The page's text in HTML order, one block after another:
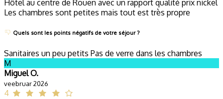
Hôtel au centre de Rouen avec un rapport qualité prix nickel
Les chambres sont petites mais tout est très propre
Quels sont les points négatifs de votre séjour ?
Sanitaires un peu petits Pas de verre dans les chambres
M
Miguel O.
veebruar 2026
4